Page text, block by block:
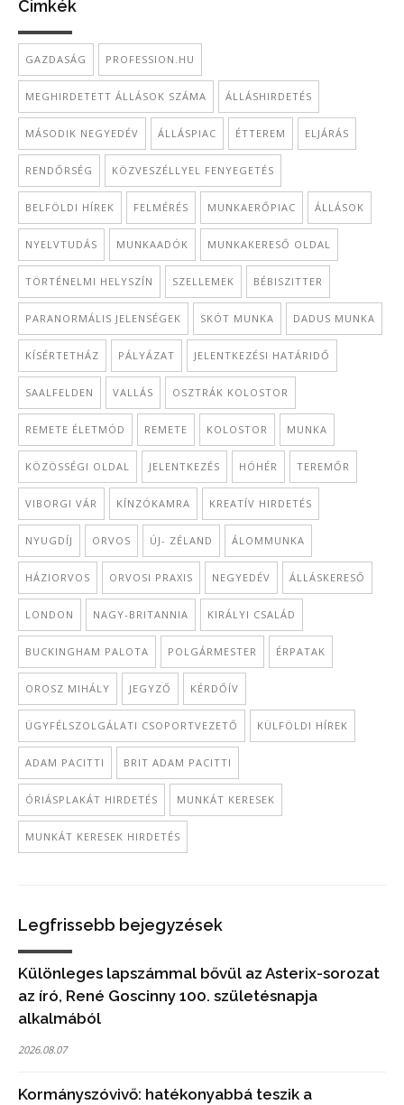
Cimkék
GAZDASÁG PROFESSION.HU
MEGHIRDETETT ÁLLÁSOK SZÁMA ÁLLÁSHIRDETÉS
MÁSODIK NEGYEDÉV ÁLLÁSPIAC ÉTTEREM ELJÁRÁS
RENDŐRSÉG KÖZVESZÉLLYEL FENYEGETÉS
BELFÖLDI HÍREK FELMÉRÉS MUNKAERŐPIAC ÁLLÁSOK
NYELVTUDÁS MUNKAADÓK MUNKAKERESŐ OLDAL
TÖRTÉNELMI HELYSZÍN SZELLEMEK BÉBISZITTER
PARANORMÁLIS JELENSÉGEK SKÓT MUNKA DADUS MUNKA
KÍSÉRTETHÁZ PÁLYÁZAT JELENTKEZÉSI HATÁRIDŐ
SAALFELDEN VALLÁS OSZTRÁK KOLOSTOR
REMETE ÉLETMÓD REMETE KOLOSTOR MUNKA
KÖZÖSSÉGI OLDAL JELENTKEZÉS HÓHÉR TEREMŐR
VIBORGI VÁR KÍNZÓKAMRA KREATÍV HIRDETÉS
NYUGDÍJ ORVOS ÚJ- ZÉLAND ÁLOMMUNKA
HÁZIORVOS ORVOSI PRAXIS NEGYEDÉV ÁLLÁSKERESŐ
LONDON NAGY-BRITANNIA KIRÁLYI CSALÁD
BUCKINGHAM PALOTA POLGÁRMESTER ÉRPATAK
OROSZ MIHÁLY JEGYZŐ KÉRDŐÍV
ÜGYFÉLSZOLGÁLATI CSOPORTVEZETŐ KÜLFÖLDI HÍREK
ADAM PACITTI BRIT ADAM PACITTI
ÓRIÁSPLAKÁT HIRDETÉS MUNKÁT KERESEK
MUNKÁT KERESEK HIRDETÉS
Legfrissebb bejegyzések
Különleges lapszámmal bővül az Asterix-sorozat
az író, René Goscinny 100. születésnapja
alkalmából
2026.08.07
Kormányszóvivő: hatékonyabbá teszik a